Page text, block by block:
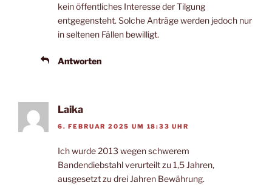
kein öffentliches Interesse der Tilgung
entgegensteht. Solche Anträge werden jedoch nur
in seltenen Fällen bewilligt.
Antworten
Laika
6. FEBRUAR 2025 UM 18:33 UHR
Ich wurde 2013 wegen schwerem
Bandendiebstahl verurteilt zu 1,5 Jahren,
ausgesetzt zu drei Jahren Bewährung.